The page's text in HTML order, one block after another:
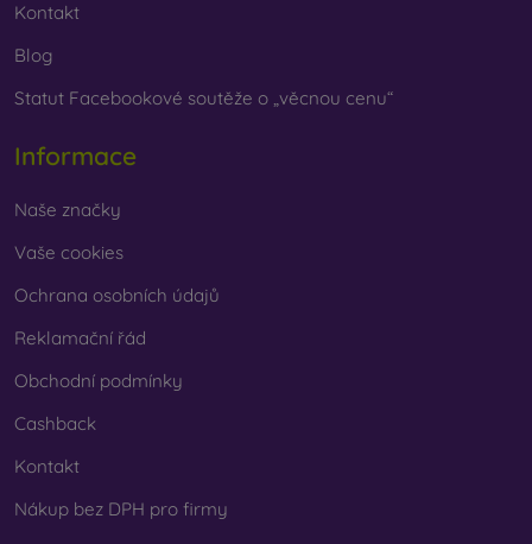
Kontakt
Blog
Statut Facebookové soutěže o „věcnou cenu“
Informace
Naše značky
Vaše cookies
Ochrana osobních údajů
Reklamační řád
Obchodní podmínky
Cashback
Kontakt
Nákup bez DPH pro firmy